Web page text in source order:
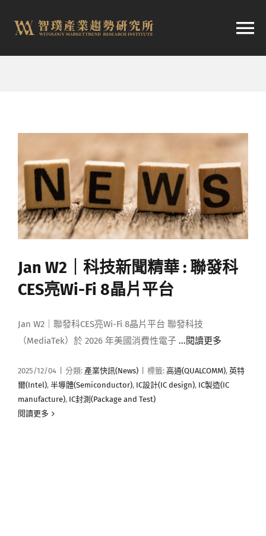
容
航
市場快訊
產業日報
媒體曝光
會員帳號
Jan W2｜科技新聞精華 : 聯發科
CES亮Wi-Fi 8晶片平台
Jan W2｜聯發科CES亮Wi-Fi 8晶片平台 聯發科技
（MediaTek）於 2026 年美國消費性電子 ...閱讀更多
2025/12/04 分類: 產業快訊(News) 標籤: 高通(QUALCOMM), 英特
爾(Intel), 半導體(Semiconductor), IC設計(IC design), IC製造(IC
manufacture), IC封測(Package and Test)
閱讀更多